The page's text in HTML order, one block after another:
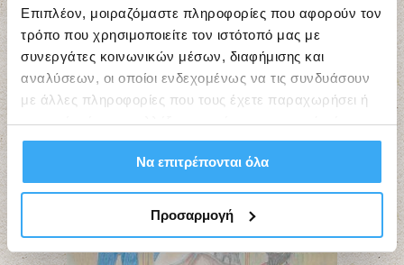
Επιπλέον, μοιραζόμαστε πληροφορίες που αφορούν τον
τρόπο που χρησιμοποιείτε τον ιστότοπό μας με
συνεργάτες κοινωνικών μέσων, διαφήμισης και
αναλύσεων, οι οποίοι ενδεχομένως να τις συνδυάσουν
με άλλες πληροφορίες που τους έχετε παραχωρήσει ή
τις οποίες έχουν συλλέξει σε σχέση με την από μέρους
σας χρήση των υπηρεσιών τους.
Να επιτρέπονται όλα
Προσαρμογή